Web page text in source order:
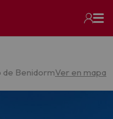
de BenidormVer en mapa